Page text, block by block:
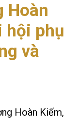
Hoàn
hội phụ
và
Hoàn Kiếm,